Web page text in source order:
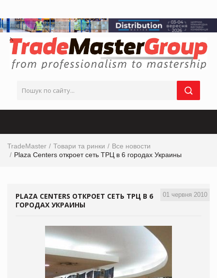
TradeMaster Товари та ринки
Все новости
Plaza Centers откроет сеть ТРЦ в 6 городах Украины
01 червня 2010
PLAZA CENTERS ОТКРОЕТ СЕТЬ ТРЦ В 6
ГОРОДАХ УКРАИНЫ